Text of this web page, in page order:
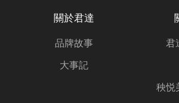
關於君達
品牌故事
大事記
君
秧悦